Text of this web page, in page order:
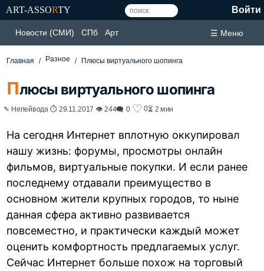
ART-ASSORTY Войти
Новости (СМИ) СПб Арт ☰ Меню
Главная Разное Плюсы виртуального шопинга
Плюсы виртуального шопинга
✎ Непейвода ⏱ 29.11.2017 👁 244🗨 0 ♡ 0⏳ 2 мин
На сегодня Интернет вплотную оккупировал
нашу жизнь: форумы, просмотры онлайн
фильмов, виртуальные покупки. И если ранее
последнему отдавали преимущество в
основном жители крупных городов, то ныне
данная сфера активно развивается
повсеместно, и практически каждый может
оценить комфортность предлагаемых услуг.
Сейчас Интернет больше похож на торговый